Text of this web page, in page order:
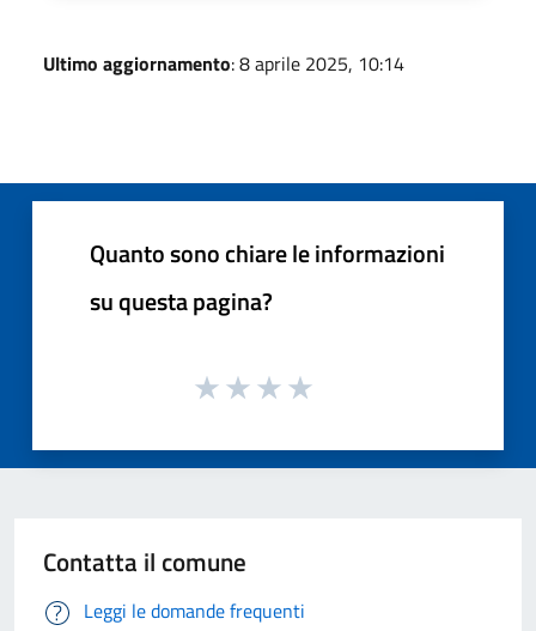
Ultimo aggiornamento: 8 aprile 2025, 10:14
Quanto sono chiare le informazioni
su questa pagina?
Contatta il comune
Leggi le domande frequenti